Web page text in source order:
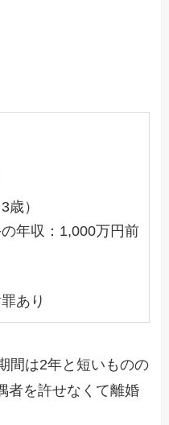
）
年収：1,000万円前
あり
間は2年と短いものの
者を許せなくて離婚